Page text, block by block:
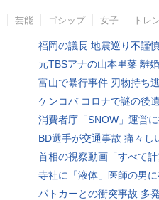
芸能 ゴシップ 女子 トレ
福岡の議長 地震巡り不謹
元TBSアナの山本里菜 離
富山で暴行事件 刃物持ち
ケンコバ コロナで謎の後
消費者庁「SNOW」運営
BD選手が交通事故 痛々し
首相の視察動画「すべて計
寺社に「液体」医師の男
パトカーとの衝突事故 多